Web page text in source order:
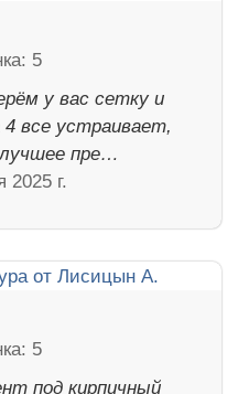
у вас сетку и
все устраивает,
пре…
2025 г.
под кирпичный